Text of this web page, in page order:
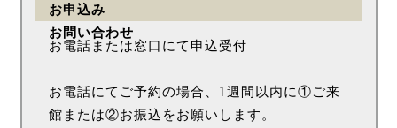
お申込み
お問い合わせ
お電話または窓口にて申込受付
お電話にてご予約の場合、1週間以内に①ご来
館または②お振込をお願いします。